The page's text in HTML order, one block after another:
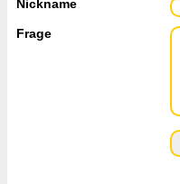
Nickname
Frage